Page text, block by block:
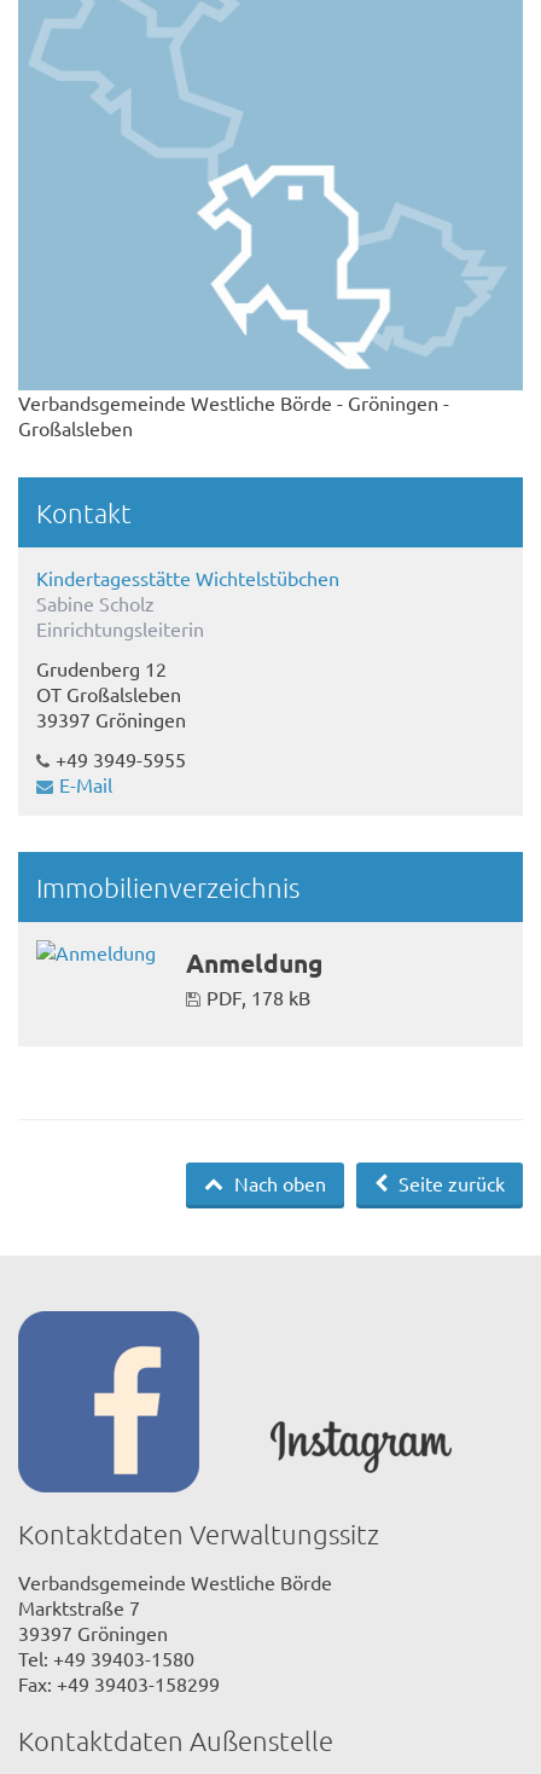
Verbandsgemeinde Westliche Börde - Gröningen -
Großalsleben
Kontakt
Kindertagesstätte Wichtelstübchen
Sabine Scholz
Einrichtungsleiterin
Grudenberg 12
OT Großalsleben
39397 Gröningen
+49 3949-5955
E-Mail
Immobilienverzeichnis
Anmeldung
PDF, 178 kB
Seite zurück
Nach oben
Kontaktdaten Verwaltungssitz
Verbandsgemeinde Westliche Börde
Marktstraße 7
39397 Gröningen
Tel: +49 39403-1580
Fax: +49 39403-158299
Kontaktdaten Außenstelle